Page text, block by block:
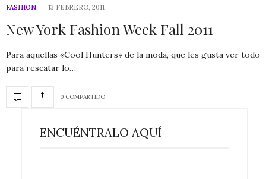
FASHION 13 FEBRERO, 2011
New York Fashion Week Fall 2011
Para aquellas «Cool Hunters» de la moda, que les gusta ver todo
para rescatar lo…
0 COMPARTIDO
ENCUÉNTRALO AQUÍ